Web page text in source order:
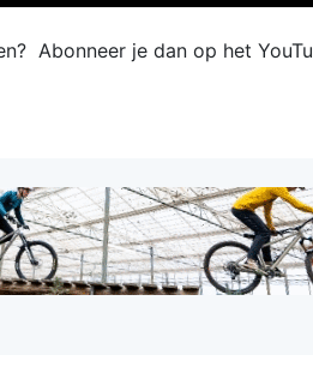
Abonneer je dan op het